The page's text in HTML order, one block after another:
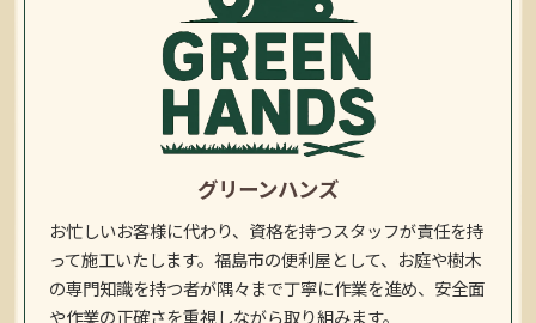
グリーンハンズ
お忙しいお客様に代わり、資格を持つスタッフが責任を持
って施工いたします。福島市の便利屋として、お庭や樹木
の専門知識を持つ者が隅々まで丁寧に作業を進め、安全面